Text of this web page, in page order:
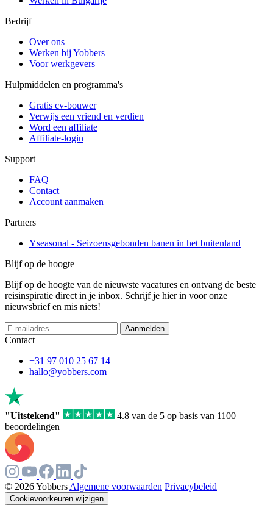
Bedrijf
Over ons
Werken bij Yobbers
Voor werkgevers
Hulpmiddelen en programma's
Gratis cv-bouwer
Verwijs een vriend en verdien
Word een affiliate
Affiliate-login
Support
FAQ
Contact
Account aanmaken
Partners
Yseasonal - Seizoensgebonden banen in het buitenland
Blijf op de hoogte
Blijf op de hoogte van de nieuwste vacatures en ontvang de beste
reisinspiratie direct in je inbox. Schrijf je hier in voor onze
nieuwsbrief en mis niets!
Aanmelden
Contact
+31 97 010 25 67 14
hallo@yobbers.com
"Uitstekend"
4.8 van de 5 op basis van 1100
beoordelingen
© 2026 Yobbers Algemene voorwaarden Privacybeleid
Cookievoorkeuren wijzigen